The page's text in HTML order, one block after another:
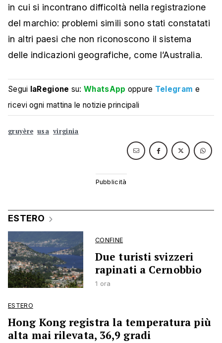
in cui si incontrano difficoltà nella registrazione
del marchio: problemi simili sono stati constatati
in altri paesi che non riconoscono il sistema
delle indicazioni geografiche, come l’Australia.
Segui laRegione su:WhatsApp oppure Telegram e
ricevi ogni mattina le notizie principali
gruyère usa virginia
ESTERO
CONFINE
Due turisti svizzeri
rapinati a Cernobbio
1 ora
ESTERO
Hong Kong registra la temperatura più
alta mai rilevata, 36,9 gradi